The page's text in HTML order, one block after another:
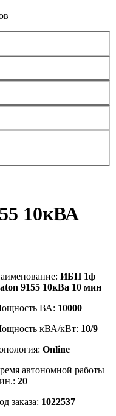
10кВА
ИБП 1ф
9155 10кВа 10 мин
ВА: 10000
кВА/кВт: 10/9
Online
автономной работы
20
заказа: 1022537